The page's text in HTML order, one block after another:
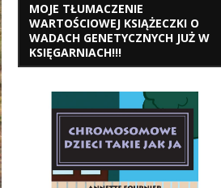
MOJE TŁUMACZENIE
WARTOŚCIOWEJ KSIĄŻECZKI O
WADACH GENETYCZNYCH JUŻ W
KSIĘGARNIACH!!!